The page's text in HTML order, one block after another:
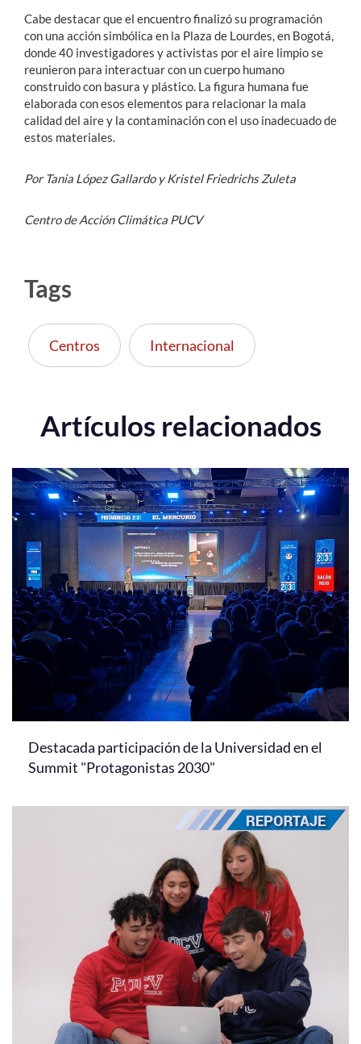
Cabe destacar que el encuentro finalizó su programación
con una acción simbólica en la Plaza de Lourdes, en Bogotá,
donde 40 investigadores y activistas por el aire limpio se
reunieron para interactuar con un cuerpo humano
construido con basura y plástico. La figura humana fue
elaborada con esos elementos para relacionar la mala
calidad del aire y la contaminación con el uso inadecuado de
estos materiales.
Por Tania López Gallardo y Kristel Friedrichs Zuleta
Centro de Acción Climática PUCV
Tags
Centros Internacional
Artículos relacionados
Destacada participación de la Universidad en el
Summit "Protagonistas 2030"